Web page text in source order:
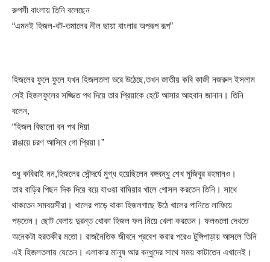
রুপসী বাংলায় তিনি বলেছেন
“এমনই হিজল-বট-তমালের নীল ছায়া বাংলার অপরূপ রূপ”
হিজলের ফুলে ফুলে যখন হিজলতলা ভরে উঠেছে,তখন জাতীয় কবি কাজী নজরুল ইসলাম
সেই হিজলফুলের সজ্জিত পথ দিয়ে তার প্রিয়াকে হেটে আসার আহবান জানান। তিনি
বলেন,
“হিজল বিছানো বন পথ দিয়া
রাঙায়ে চরণ আসিবে গো প্রিয়া।”
শুধু কবিরাই নন,হিজলের সৌন্দর্যে মুগ্ধ হয়েছিলেন বঙ্গবন্ধু শেখ মুজিবুর রহমানও।
তার বাড়ির পিছন দিক দিয়ে বয়ে যাওয়া বাঘিয়ার খালে গোসল করতেন তিনি। সাথে
থাকতেন সমবয়সীরা। খালের পাড়ে থাকা হিজলগাছে উঠে খালের পানিতে লাফিয়ে
পড়তেন। ছোট বেলায় দুরন্ত খোকা হিজল ফল নিয়ে খেলা করতেন। ফলগুলো দেখতে
অনেকটা হরতকীর মতো। রাজনৈতিক জীবনে প্রবেশ করার পরেও টুঙ্গিপাড়ায় আসলে তিনি
এই হিজলতলায় যেতেন। এলাকার মানুষ আর বন্ধুদের সাথে সময় কাটাতেন এখানেই।